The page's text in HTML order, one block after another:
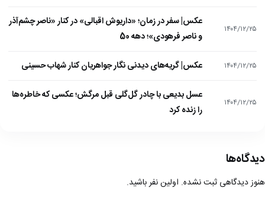
۱۴۰۴/۱۲/۲۵
عکس| سفر در زمان؛ «داریوش اقبالی» در کنار «ناصر چشم‌آذر
و ناصر فرهودی»؛ دهه 50
۱۴۰۴/۱۲/۲۵ عکس| گریه‌های دیدنی نگار جواهریان کنار شهاب حسینی
۱۴۰۴/۱۲/۲۵
عسل بدیعی با چادر گل‌گلی قبل مرگش؛ عکسی که خاطره‌ها
را زنده کرد
دیدگاه‌ها
هنوز دیدگاهی ثبت نشده. اولین نفر باشید.